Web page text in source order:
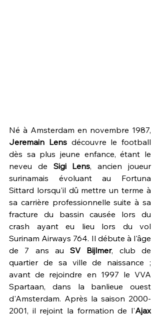
Jeremain Lens découvre le football
dès sa plus jeune enfance, étant le
neveu de Sigi Lens, ancien joueur
surinamais évoluant au Fortuna
Sittard lorsqu'il dû mettre un terme à
sa carrière professionnelle suite à sa
fracture du bassin causée lors du
crash ayant eu lieu lors du vol
Surinam Airways 764. Il débute à l'âge
de 7 ans au SV Bijlmer, club de
quartier de sa ville de naissance ;
avant de rejoindre en 1997 le VVA
Spartaan, dans la banlieue ouest
d'Amsterdam. Après la saison 2000-
2001, il rejoint la formation de l'Ajax